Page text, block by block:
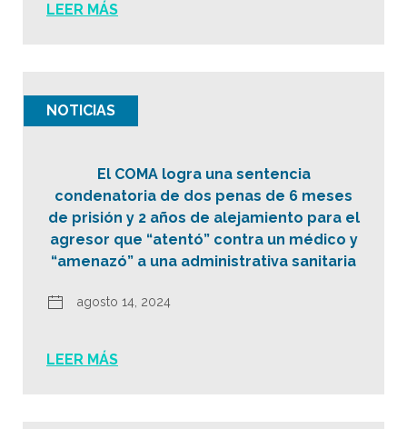
LEER MÁS
NOTICIAS
El COMA logra una sentencia
condenatoria de dos penas de 6 meses
de prisión y 2 años de alejamiento para el
agresor que “atentó” contra un médico y
“amenazó” a una administrativa sanitaria
agosto 14, 2024
LEER MÁS